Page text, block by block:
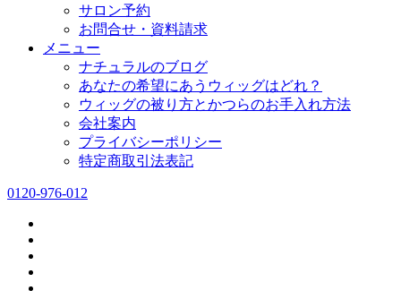
サロン予約
お問合せ・資料請求
メニュー
ナチュラルのブログ
あなたの希望にあうウィッグはどれ？
ウィッグの被り方とかつらのお手入れ方法
会社案内
プライバシーポリシー
特定商取引法表記
0120-976-012